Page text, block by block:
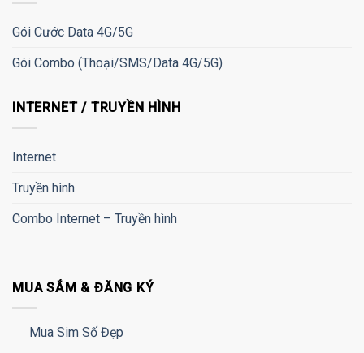
Gói Cước Data 4G/5G
Gói Combo (Thoại/SMS/Data 4G/5G)
INTERNET / TRUYỀN HÌNH
Internet
Truyền hình
Combo Internet – Truyền hình
MUA SẮM & ĐĂNG KÝ
Mua Sim Số Đẹp